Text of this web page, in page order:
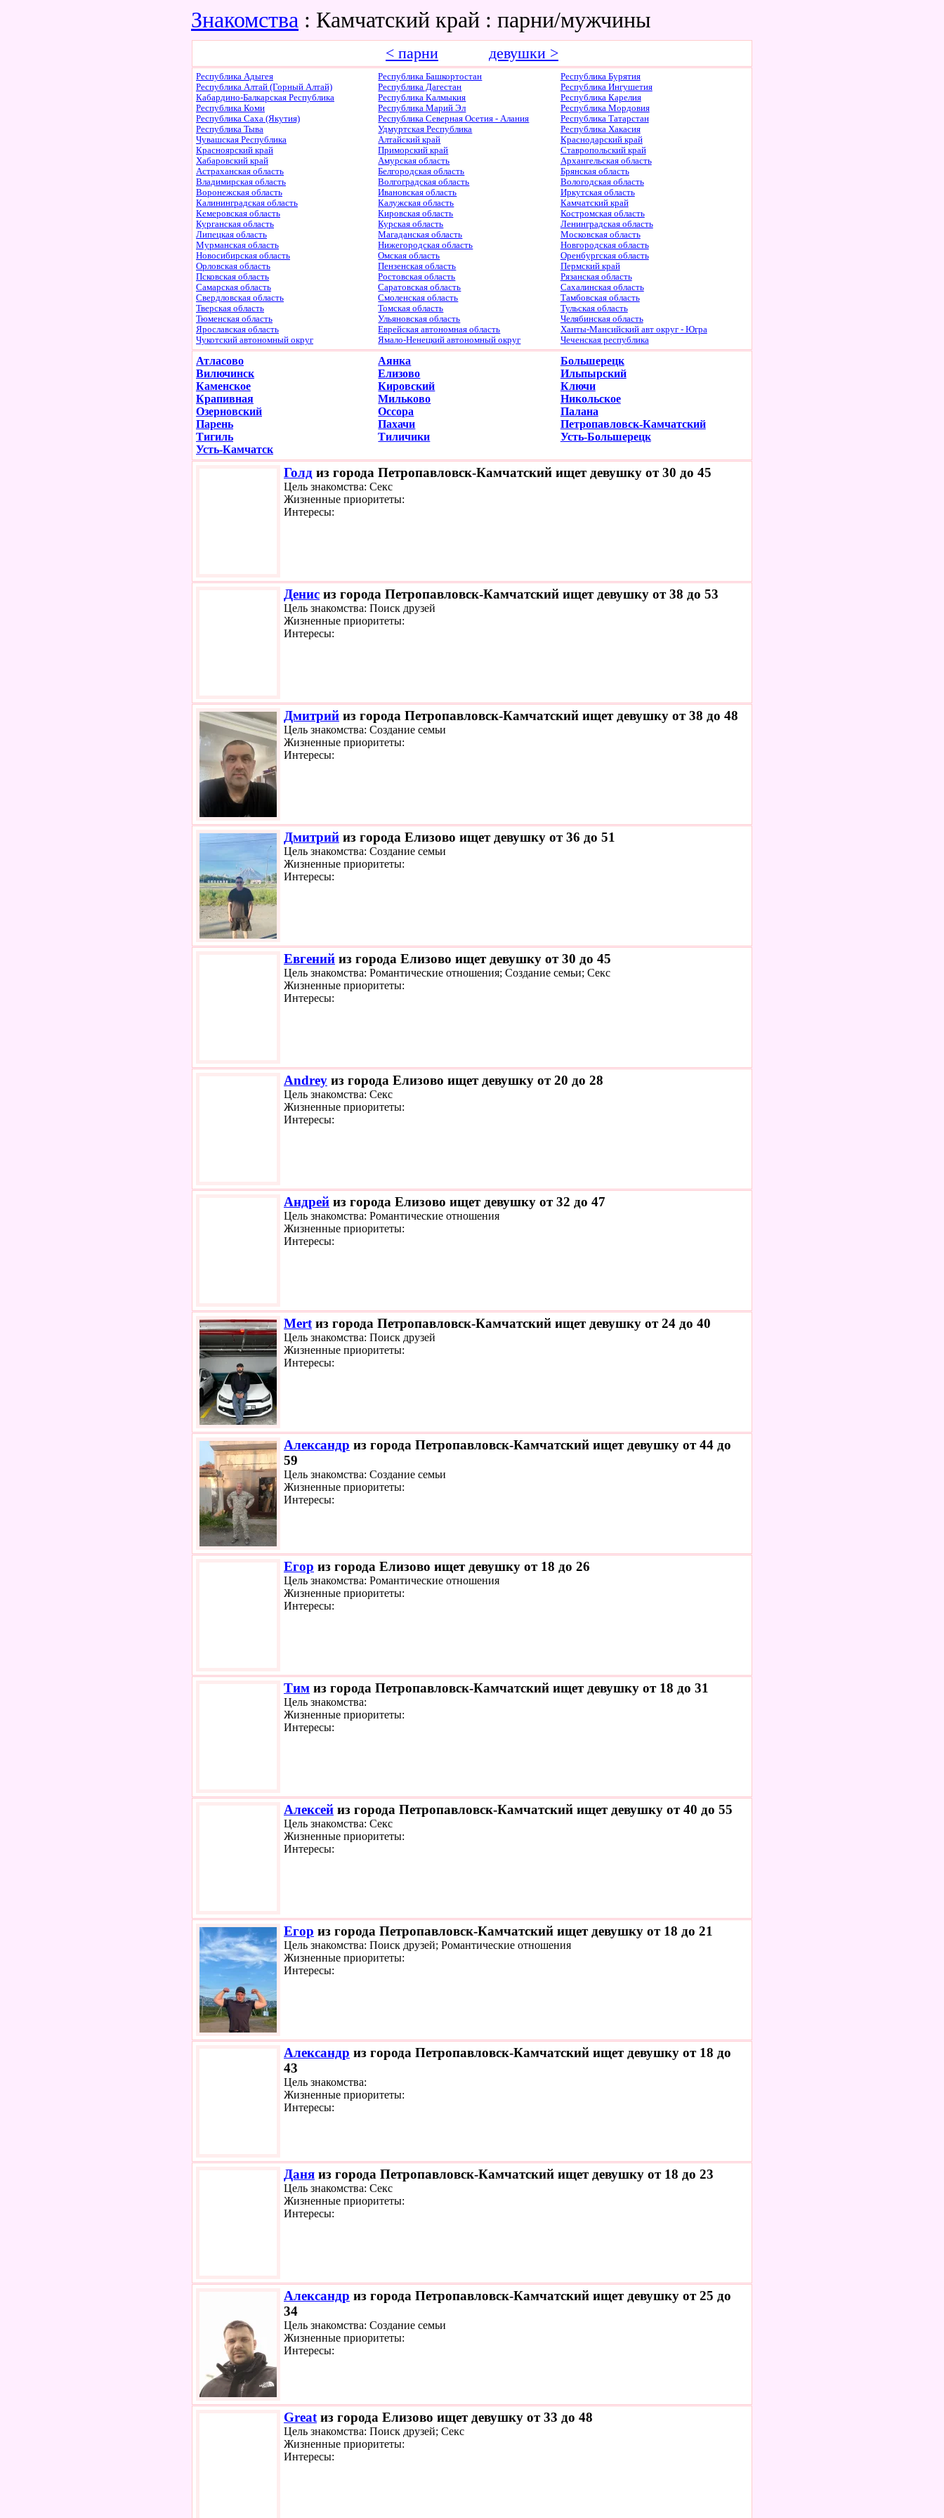
Знакомства : Камчатский край : парни/мужчины
< парни девушки >
Республика Адыгея Республика Башкортостан
Республика Бурятия
Республика Алтай (Горный Алтай)
Республика Дагестан
Республика Ингушетия
Кабардино-Балкарская Республика
Республика Калмыкия
Республика Карелия
Республика Коми
Республика Марий Эл
Республика Мордовия
Республика Саха (Якутия)
Республика Северная Осетия - Алания
Республика Татарстан
Республика Тыва
Удмуртская Республика
Республика Хакасия
Чувашская Республика
Алтайский край
Краснодарский край
Красноярский край
Приморский край
Ставропольский край
Хабаровский край
Амурская область
Архангельская область
Астраханская область
Белгородская область
Брянская область
Владимирская область
Волгоградская область
Вологодская область
Воронежская область
Ивановская область
Иркутская область
Калининградская область
Калужская область
Камчатский край
Кемеровская область
Кировская область
Костромская область
Курганская область
Курская область
Ленинградская область
Липецкая область
Магаданская область
Московская область
Мурманская область
Нижегородская область
Новгородская область
Новосибирская область
Омская область
Оренбургская область
Орловская область
Пензенская область
Пермский край
Псковская область
Ростовская область
Рязанская область
Самарская область
Саратовская область
Сахалинская область
Свердловская область
Смоленская область
Тамбовская область
Тверская область
Томская область
Тульская область
Тюменская область
Ульяновская область
Челябинская область
Ярославская область
Еврейская автономная область
Ханты-Мансийский авт округ - Югра
Чукотский автономный округ
Ямало-Ненецкий автономный округ Чеченская республика
Атласово Аянка
Большерецк
Вилючинск
Елизово
Ильпырский
Каменское
Кировский
Ключи
Крапивная
Мильково
Никольское
Озерновский
Оссора
Палана
Парень
Пахачи
Петропавловск-Камчатский
Тигиль
Тиличики
Усть-Большерецк
Усть-Камчатск
Голд из города Петропавловск-Камчатский ищет девушку от 30 до 45
Цель знакомства: Секс
Жизненные приоритеты:
Интересы:
Денис из города Петропавловск-Камчатский ищет девушку от 38 до 53
Цель знакомства: Поиск друзей
Жизненные приоритеты:
Интересы:
Дмитрий из города Петропавловск-Камчатский ищет девушку от 38 до 48
Цель знакомства: Создание семьи
Жизненные приоритеты:
Интересы:
Дмитрий из города Елизово ищет девушку от 36 до 51
Цель знакомства: Создание семьи
Жизненные приоритеты:
Интересы:
Евгений из города Елизово ищет девушку от 30 до 45
Цель знакомства: Романтические отношения; Создание семьи; Секс
Жизненные приоритеты:
Интересы:
Andrey из города Елизово ищет девушку от 20 до 28
Цель знакомства: Секс
Жизненные приоритеты:
Интересы:
Андрей из города Елизово ищет девушку от 32 до 47
Цель знакомства: Романтические отношения
Жизненные приоритеты:
Интересы:
Mert из города Петропавловск-Камчатский ищет девушку от 24 до 40
Цель знакомства: Поиск друзей
Жизненные приоритеты:
Интересы:
Александр из города Петропавловск-Камчатский ищет девушку от 44 до
59
Цель знакомства: Создание семьи
Жизненные приоритеты:
Интересы:
Егор из города Елизово ищет девушку от 18 до 26
Цель знакомства: Романтические отношения
Жизненные приоритеты:
Интересы:
Тим из города Петропавловск-Камчатский ищет девушку от 18 до 31
Цель знакомства:
Жизненные приоритеты:
Интересы:
Алексей из города Петропавловск-Камчатский ищет девушку от 40 до 55
Цель знакомства: Секс
Жизненные приоритеты:
Интересы:
Егор из города Петропавловск-Камчатский ищет девушку от 18 до 21
Цель знакомства: Поиск друзей; Романтические отношения
Жизненные приоритеты:
Интересы:
Александр из города Петропавловск-Камчатский ищет девушку от 18 до
43
Цель знакомства:
Жизненные приоритеты:
Интересы:
Даня из города Петропавловск-Камчатский ищет девушку от 18 до 23
Цель знакомства: Секс
Жизненные приоритеты:
Интересы:
Александр из города Петропавловск-Камчатский ищет девушку от 25 до
34
Цель знакомства: Создание семьи
Жизненные приоритеты:
Интересы:
Great из города Елизово ищет девушку от 33 до 48
Цель знакомства: Поиск друзей; Секс
Жизненные приоритеты:
Интересы: